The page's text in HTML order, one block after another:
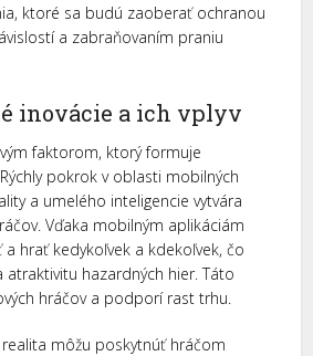
ktoré sa budú zaoberať ochranou
a zabraňovaním praniu
inovácie a ich vplyv
faktorom, ktorý formuje
pokrok v oblasti mobilných
a umelého inteligencie vytvára
Vďaka mobilným aplikáciám
hrať kedykoľvek a kdekoľvek, čo
hazardných hier. Táto
hráčov a podporí rast trhu.
môžu poskytnúť hráčom